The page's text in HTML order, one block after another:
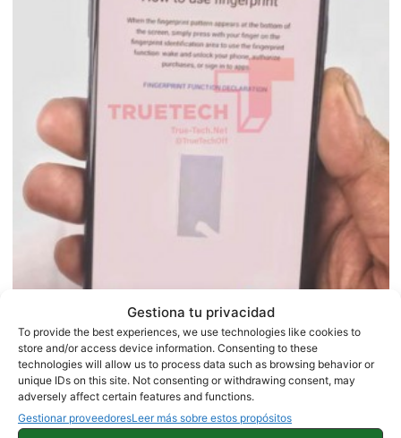
Gestiona tu privacidad
To provide the best experiences, we use technologies like cookies to
store and/or access device information. Consenting to these
technologies will allow us to process data such as browsing behavior or
unique IDs on this site. Not consenting or withdrawing consent, may
adversely affect certain features and functions.
Gestionar proveedoresLeer más sobre estos propósitos